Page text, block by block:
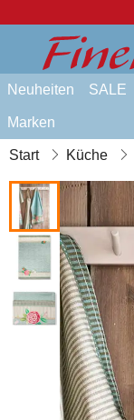
Neuheiten SALE
Marken
Start Küche